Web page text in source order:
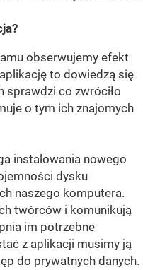
obserwujemy efekt
to dowiedzą się
sprawdzi co zwróciło
o tym ich znajomych
instalowania nowego
dysku
naszego komputera.
twórców i komunikują
im potrzebne
z aplikacji musimy ją
do prywatnych danych.